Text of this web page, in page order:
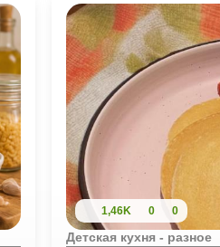
1,46K 0 0
Детская кухня - разное